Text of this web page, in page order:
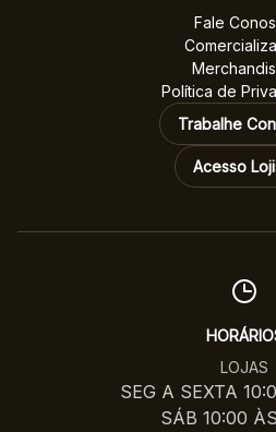
Fale
Política de
Trabalhe
Acesso
LOJAS
SEG A SEXTA
SÁB 10:00